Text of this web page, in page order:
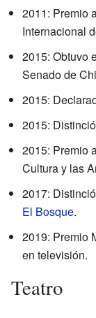
2011: Premio
Internacional
2015: Obtuvo
Senado de
2015:
2015:
2015: Premio
Cultura y las
2017:
El Bosque.
2019: Premio
en televisión.
Teatro